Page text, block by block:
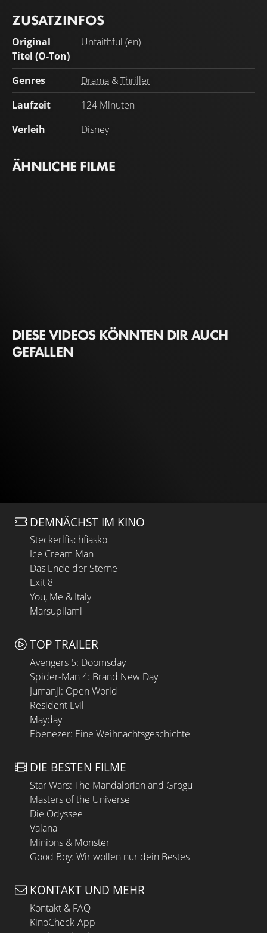
ZUSATZINFOS
Original
Titel (O-Ton)
Unfaithful (en)
Genres Drama &Thriller
Laufzeit
124 Minuten
Verleih
Disney
ÄHNLICHE FILME
DIESE VIDEOS KÖNNTEN DIR AUCH
GEFALLEN
DEMNÄCHST IM KINO
Steckerlfischfiasko
Ice Cream Man
Das Ende der Sterne
Exit 8
You, Me & Italy
Marsupilami
TOP TRAILER
Avengers 5: Doomsday
Spider-Man 4: Brand New Day
Jumanji: Open World
Resident Evil
Mayday
Ebenezer: Eine Weihnachtsgeschichte
DIE BESTEN FILME
Star Wars: The Mandalorian and Grogu
Masters of the Universe
Die Odyssee
Vaiana
Minions & Monster
Good Boy: Wir wollen nur dein Bestes
KONTAKT UND MEHR
Kontakt & FAQ
KinoCheck-App